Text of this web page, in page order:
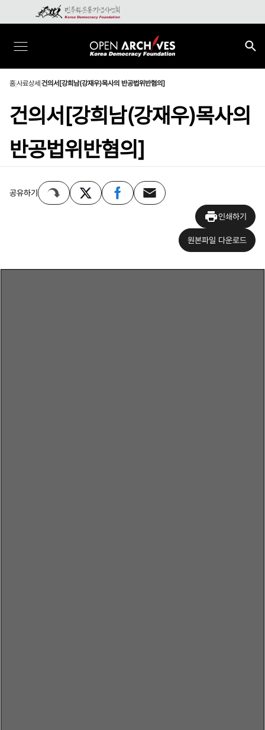
홈사료상세 건의서[강희남(강재우)목사의 반공법위반혐의]
건의서[강희남(강재우)목사의
반공법위반혐의]
공유하기
인쇄하기
원본파일 다운로드